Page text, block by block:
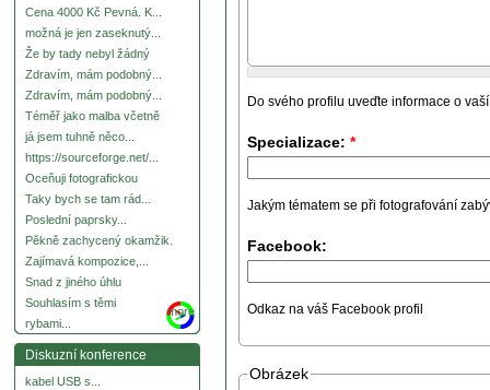
Cena 4000 Kč Pevná. K...
možná je jen zaseknutý...
Že by tady nebyl žádný
Zdravím, mám podobný...
Zdravím, mám podobný...
Téměř jako malba včetně
já jsem tuhně něco...
https://sourceforge.net/...
Oceňuji fotografickou
Taky bych se tam rád...
Poslední paprsky...
Pěkně zachycený okamžik.
Zajímavá kompozice,...
Snad z jiného úhlu
Souhlasím s těmi
rybami...
more
Diskuzní konference
kabel USB s...
Do svého profilu uveďte informace o
Specializace: *
Jakým tématem se při fotografování
Facebook:
Odkaz na váš Facebook profil
Obrázek